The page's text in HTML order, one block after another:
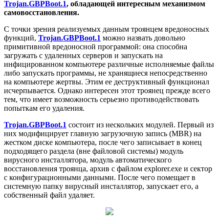
Trojan.GBPBoot.1, обладающей интересным механизмом
самовосстановления.
С точки зрения реализуемых данным троянцем вредоносных
функций, Trojan.GBPBoot.1 можно назвать довольно
примитивной вредоносной программой: она способна
загружать с удаленных серверов и запускать на
инфицированном компьютере различные исполняемые файлы
либо запускать программы, не хранящиеся непосредственно
на компьютере жертвы. Этим ее деструктивный функционал
исчерпывается. Однако интересен этот троянец прежде всего
тем, что имеет возможность серьезно противодействовать
попыткам его удаления.
Trojan.GBPBoot.1 состоит из нескольких модулей. Первый из
них модифицирует главную загрузочную запись (MBR) на
жестком диске компьютера, после чего записывает в конец
подходящего раздела (вне файловой системы) модуль
вирусного инсталлятора, модуль автоматического
восстановления троянца, архив с файлом explorer.exe и сектор
с конфигурационными данными. После чего помещает в
системную папку вирусный инсталлятор, запускает его, а
собственный файл удаляет.